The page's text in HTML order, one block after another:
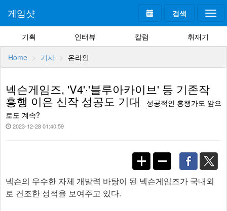
검색
게임샷
기획 인터뷰 칼럼 취재기
Home 기사 온라인
넥슨게임즈, 'V4'·'블루아카이브' 등 기존작
흥행 이은 신작 성공도 기대
성공적인 흥행가도 앞으
로도 계속?
2023-12-28 01:40:59
넥슨의 우수한 자체 개발력 바탕이 된 넥슨게임즈가 국내외
로 견조한 성적을 보여주고 있다.